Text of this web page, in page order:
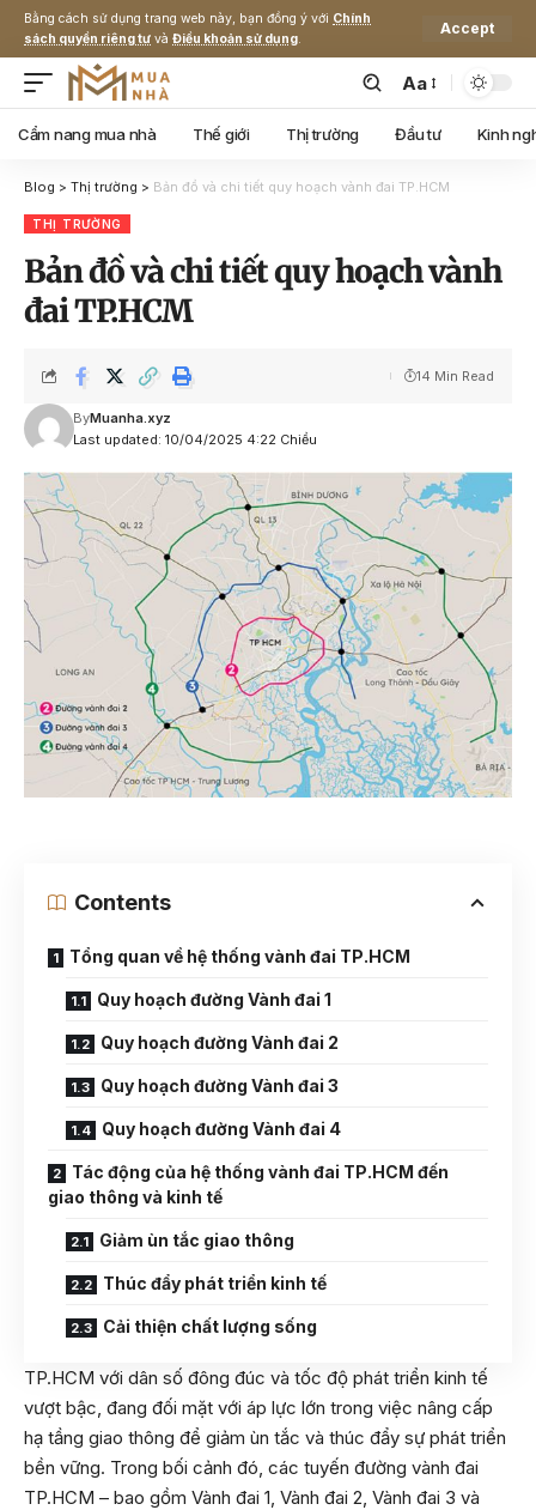
Bằng cách sử dụng trang web này, bạn đồng ý với Chính
sách quyền riêng tư và Điều khoản sử dụng.
Accept
Aa
Cẩm nang mua nhà Thế giới Thị trường Đầu tư Kinh
Blog > Thị trường > Bản đồ và chi tiết quy hoạch vành đai TP.HCM
THỊ TRƯỜNG
Bản đồ và chi tiết quy hoạch vành
đai TP.HCM
Last updated: 10/04/2025 4:22 Chiều
ByMuanha.xyz
14 Min Read
Contents
Tổng quan về hệ thống vành đai TP.HCM
Quy hoạch đường Vành đai 1
Quy hoạch đường Vành đai 2
Quy hoạch đường Vành đai 3
Quy hoạch đường Vành đai 4
Tác động của hệ thống vành đai TP.HCM đến
giao thông và kinh tế
Giảm ùn tắc giao thông
Thúc đẩy phát triển kinh tế
Cải thiện chất lượng sống
TP.HCM với dân số đông đúc và tốc độ phát triển kinh tế
vượt bậc, đang đối mặt với áp lực lớn trong việc nâng cấp
hạ tầng giao thông để giảm ùn tắc và thúc đẩy sự phát triển
bền vững. Trong bối cảnh đó, các tuyến đường vành đai
TP.HCM – bao gồm Vành đai 1, Vành đai 2, Vành đai 3 và